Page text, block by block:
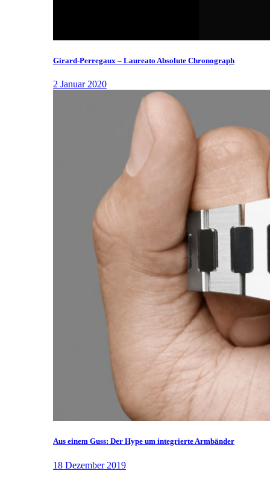
Girard-Perregaux – Laureato Absolute Chronograph
2 Januar 2020
Aus einem Guss: Der Hype um integrierte Armbänder
18 Dezember 2019